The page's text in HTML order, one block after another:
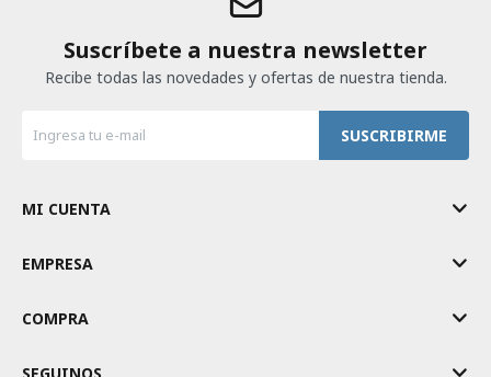
Suscríbete a nuestra newsletter
Recibe todas las novedades y ofertas de nuestra tienda.
SUSCRIBIRME
MI CUENTA
EMPRESA
COMPRA